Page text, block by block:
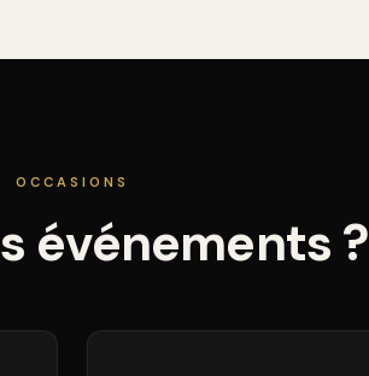
OCCASIONS
événements ?